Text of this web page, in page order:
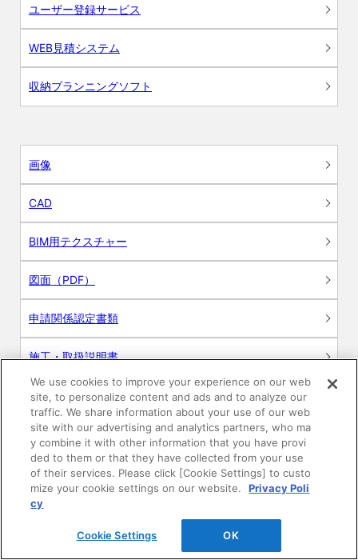
ユーザー登録サービス
WEB見積システム
収納プランニングソフト
画像
CAD
BIM用テクスチャー
図面（PDF）
申請関係認定書類
施工・取扱説明書
動画
シミュレーションツール
24時間換気システム〈エアスマート〉
簡易設計見積ソフト
R&Dセンター環境測定・分析サービス
We use cookies to improve your experience on our web
site, to personalize content and ads and to analyze our
traffic. We share information about your use of our web
site with our advertising and analytics partners, who ma
y combine it with other information that you have provi
ded to them or that they have collected from your use
of their services. Please click [Cookie Settings] to custo
mize your cookie settings on our website.
Privacy Poli
cy
Cookie Settings OK